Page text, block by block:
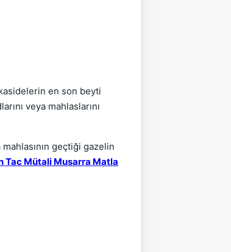
en son beyti
veya mahlaslarını
geçtiği gazelin
Tac Mütali Musarra Matla